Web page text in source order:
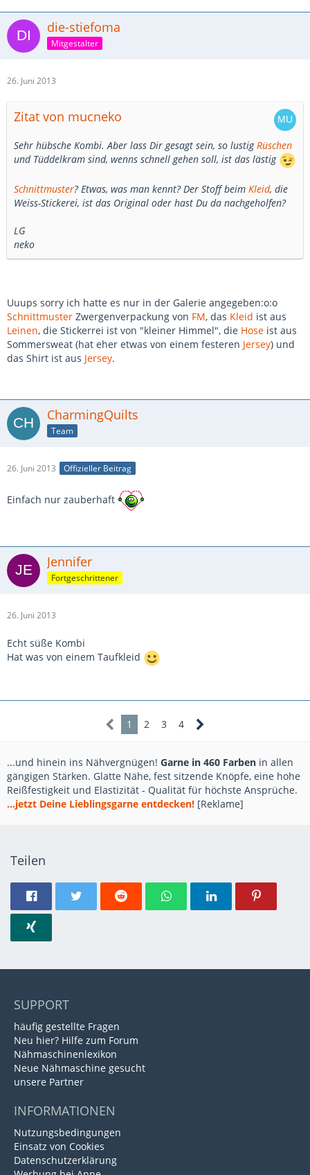
die-stiefoma
Mitgestalter
26. Juni 2013
Zitat von mucneko
Sehr hübsche Kombi. Aber lass Dir gesagt sein, so lustigRüschen
und Tüddelkram sind, wenns schnell gehen soll, ist das lästig
Schnittmuster? Etwas, was man kennt? Der Stoff beim Kleid, die
Weiss-Stickerei, ist das Original oder hast Du da nachgeholfen?
LG
neko
Uuups sorry ich hatte es nur in der Galerie angegeben:o:o
Schnittmuster Zwergenverpackung von FM, das Kleid ist aus
Leinen, die Stickerrei ist von "kleiner Himmel", die Hose ist aus
Sommersweat (hat eher etwas von einem festeren Jersey) und
das Shirt ist aus Jersey.
CharmingQuilts
Team
26. Juni 2013 Offizieller Beitrag
Einfach nur zauberhaft
Jennifer
Fortgeschrittener
26. Juni 2013
Echt süße Kombi
Hat was von einem Taufkleid
1 2 3 4
...und hinein ins Nähvergnügen! Garne in 460 Farben in allen
gängigen Stärken. Glatte Nähe, fest sitzende Knöpfe, eine hohe
Reißfestigkeit und Elastizität - Qualität für höchste Ansprüche.
...jetzt Deine Lieblingsgarne entdecken! [Reklame]
Teilen
SUPPORT
häufig gestellte Fragen
Neu hier? Hilfe zum Forum
Nähmaschinenlexikon
Neue Nähmaschine gesucht
unsere Partner
INFORMATIONEN
Nutzungsbedingungen
Einsatz von Cookies
Datenschutzerklärung